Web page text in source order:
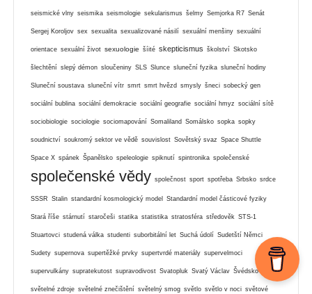
seismické vlny seismika seismologie sekularismus šelmy Semjorka R7 Senát
Sergej Koroljov sex sexualita sexualizované násilí sexuální menšiny sexuální
orientace sexuální život sexuologie šíité skepticismus školství Skotsko
šlechtění slepý démon sloučeniny SLS Slunce sluneční fyzika sluneční hodiny
Sluneční soustava sluneční vítr smrt smrt hvězd smysly šneci sobecký gen
sociální bublina sociální demokracie sociální geografie sociální hmyz sociální sítě
sociobiologie sociologie sociomapování Somaliland Somálsko sopka sopky
soudnictví soukromý sektor ve vědě souvislost Sovětský svaz Space Shuttle
Space X spánek Španělsko speleologie spiknutí spintronika společenské
společenské vědy společnost sport spotřeba Srbsko srdce
SSSR Stalin standardní kosmologický model Standardní model částicové fyziky
Stará říše stárnutí staročeši statika statistika stratosféra středověk STS-1
Stuartovci studená válka studenti suborbitální let Suchá údolí Sudetští Němci
Sudety supernova supertěžké prvky supertvrdé materiály supervelmoci
supervulkány supratekutost supravodivost Svatopluk Svatý Václav Švédsko
světelné zdroje světelné znečištění světelný smog světlo světlo v noci světové